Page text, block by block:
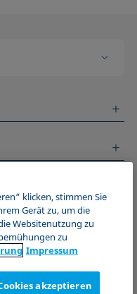
klicken, stimmen Sie
Gerät zu, um die
Websitenutzung zu
zu
Impressum
akzeptieren